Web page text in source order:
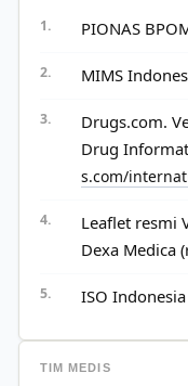
PIONAS
MIMS
Drugs.com.
Drug
s.com/
Leaflet resmi
Dexa Medica
ISO
TIM MEDIS